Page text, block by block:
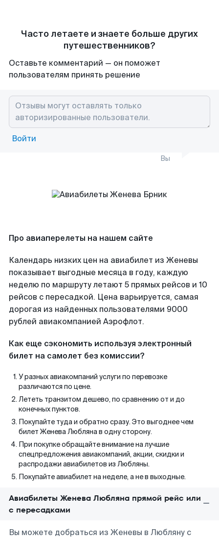
Часто летаете и знаете больше других
путешественников?
Оставьте комментарий — он поможет
пользователям принять решение
Войти
Вы
Про авиаперелеты на нашем сайте
Календарь низких цен на авиабилет из Женевы
показывает выгодные месяца в году, каждую
неделю по маршруту летают 5 прямых рейсов и 10
рейсов с пересадкой. Цена варьируется, самая
дорогая из найденных пользователями 9000
рублей авиакомпанией Аэрофлот.
Как еще сэкономить используя электронный
билет на самолет без комиссии?
У разных авиакомпаний услуги по перевозке
различаются по цене.
Лететь транзитом дешево, по сравнению от и до
конечных пунктов.
Покупайте туда и обратно сразу. Это выгоднее чем
билет Женева Любляна в одну сторону.
При покупке обращайте внимание на лучшие
спецпредложения авиакомпаний, акции, скидки и
распродажи авиабилетов из Любляны.
Покупайте авиабилет на неделе, а не в выходные.
Авиабилеты Женева Любляна прямой рейс или
с пересадками
Вы можете добраться из Женевы в Любляну с